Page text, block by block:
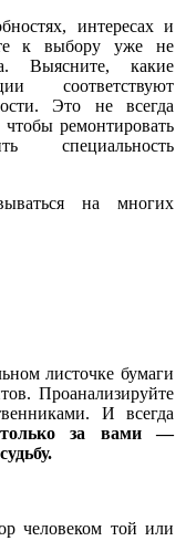
интересах и
к выбору уже не
Выясните, какие
соответствуют
Это не всегда
чтобы ремонтировать
специальность
на многих
листочке бумаги
Проанализируйте
И всегда
только за вами —
человеком той или